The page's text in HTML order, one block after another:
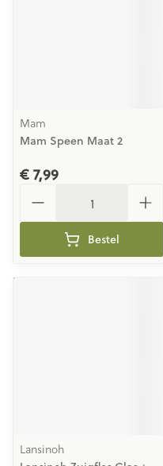
Mam
Mam Speen Maat 2
€ 7,99
Bestel
Lansinoh